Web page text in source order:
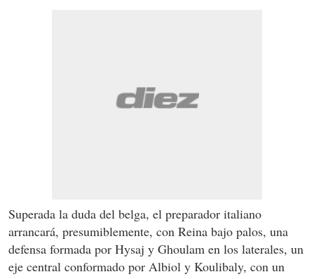
Superada la duda del belga, el preparador italiano
arrancará, presumiblemente, con Reina bajo palos, una
defensa formada por Hysaj y Ghoulam en los laterales, un
eje central conformado por Albiol y Koulibaly, con un